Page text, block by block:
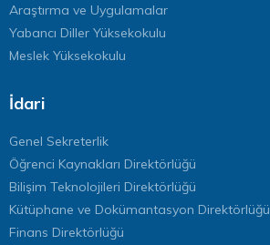
Araştırma ve Uygulamalar
Yabancı Diller Yüksekokulu
Meslek Yüksekokulu
İdari
Genel Sekreterlik
Öğrenci Kaynakları Direktörlüğü
Bilişim Teknolojileri Direktörlüğü
Kütüphane ve Dokümantasyon Direktörlüğü
Finans Direktörlüğü